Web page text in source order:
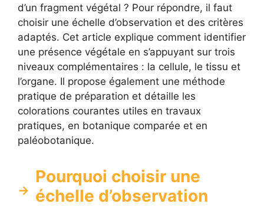
d’un fragment végétal ? Pour répondre, il faut
choisir une échelle d’observation et des critères
adaptés. Cet article explique comment identifier
une présence végétale en s’appuyant sur trois
niveaux complémentaires : la cellule, le tissu et
l’organe. Il propose également une méthode
pratique de préparation et détaille les
colorations courantes utiles en travaux
pratiques, en botanique comparée et en
paléobotanique.
Pourquoi choisir une
échelle d’observation